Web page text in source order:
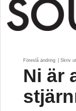
Föreslå ändring Skriv ut
Ni är